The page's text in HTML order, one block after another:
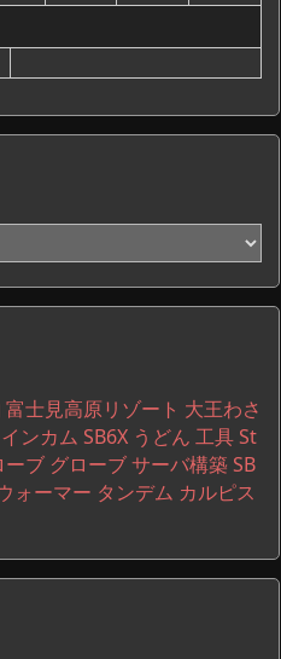
富士見高原リゾート 大王わさ
インカム SB6X うどん 工具St
ーブ グローブサーバ構築SB
ォーマー タンデム カルピス